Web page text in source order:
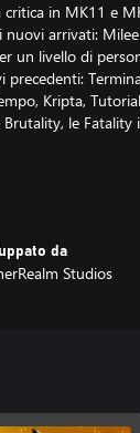
critica in MK11 e
arrivati:
un livello di
Kripta,
le Fatality
ridotti
da
Studios